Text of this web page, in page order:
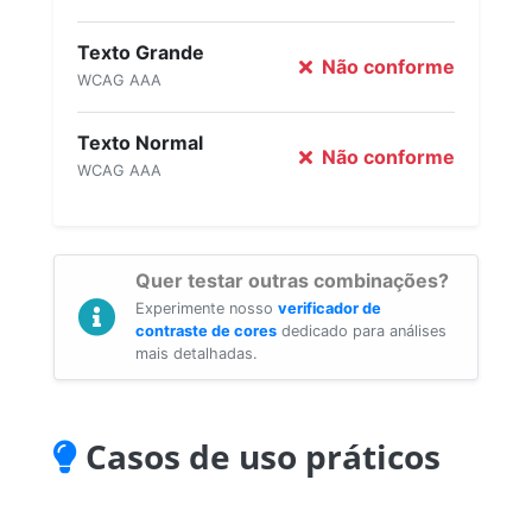
Texto Grande
WCAG AAA
Não conforme
Texto Normal
WCAG AAA
Não conforme
Quer testar outras combinações?
Experimente nosso verificador de
contraste de cores dedicado para análises
mais detalhadas.
Casos de uso práticos